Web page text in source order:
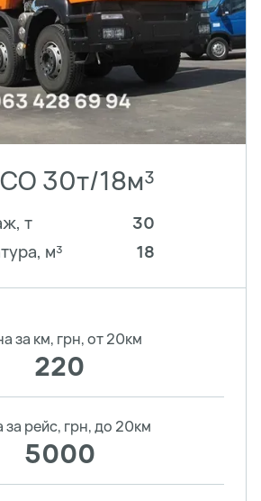
30т/18м³
т
30
м³
18
за км, грн, от 20км
220
за рейс, грн, до 20км
5000